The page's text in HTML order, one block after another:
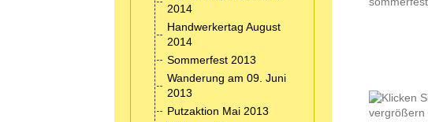
2014
Handwerkertag August
2014
Sommerfest 2013
Wanderung am 09. Juni
2013
Putzaktion Mai 2013